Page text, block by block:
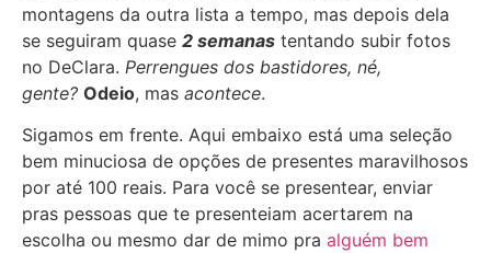
montagens da outra lista a tempo, mas depois dela
se seguiram quase 2 semanas tentando subir fotos
no DeClara. Perrengues dos bastidores, né,
gente? Odeio, mas acontece.
Sigamos em frente. Aqui embaixo está uma seleção
bem minuciosa de opções de presentes maravilhosos
por até 100 reais. Para você se presentear, enviar
pras pessoas que te presenteiam acertarem na
escolha ou mesmo dar de mimo pra alguém bem